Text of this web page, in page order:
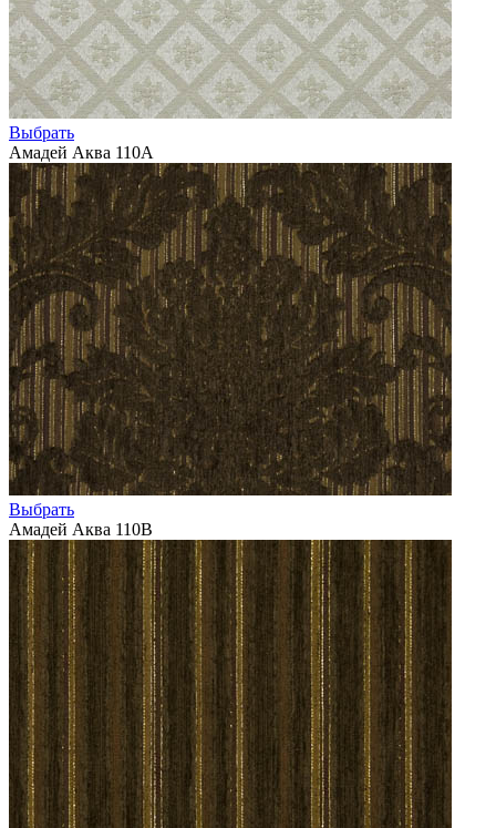
Выбрать
Амадей Аква 110А
Выбрать
Амадей Аква 110В